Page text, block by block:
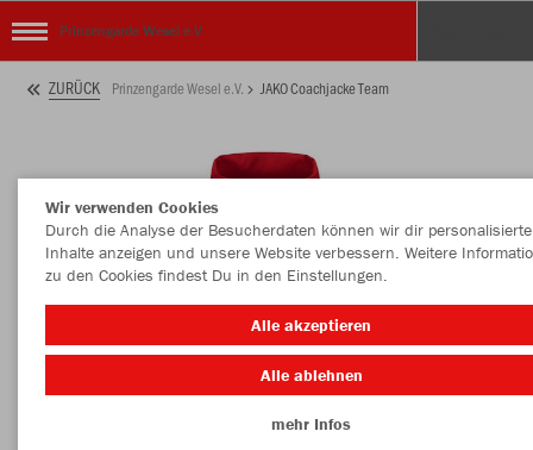
Prinzengarde Wesel e.V.
ZURÜCK Prinzengarde Wesel e.V. JAKO Coachjacke Team
Wir verwenden Cookies
Durch die Analyse der Besucherdaten können wir dir personalisierte
Inhalte anzeigen und unsere Website verbessern. Weitere
zu den Cookies findest Du in den Einstellungen.
Alle akzeptieren
Alle ablehnen
mehr Infos